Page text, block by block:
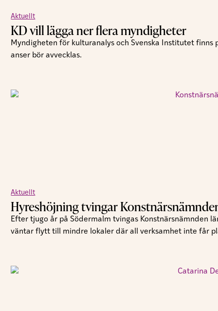
Aktuellt
KD vill lägga ner flera myndigheter
Myndigheten för kulturanalys och Svenska Institutet
anser bör avvecklas.
Aktuellt
Hyreshöjning tvingar
Efter tjugo år på Södermalm tvingas Konstnärsnämnden
väntar flytt till mindre lokaler där all verksamhet inte får